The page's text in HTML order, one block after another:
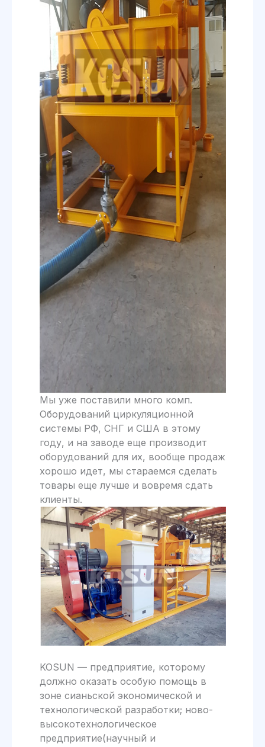
Мы уже поставили много комп.
Оборудований циркуляционной
системы РФ, СНГ и США в этому
году, и на заводе еще производит
оборудований для их, вообще продаж
хорошо идет, мы стараемся сделать
товары еще лучше и вовремя сдать
клиенты.
KOSUN — предприятие, которому
должно оказать особую помощь в
зоне сианьской экономической и
технологической разработки; ново-
высокотехнологическое
предприятие(научный и